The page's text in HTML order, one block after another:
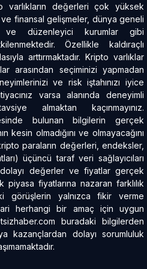
varlıkların değerleri çok yüksek
finansal gelişmeler, dünya geneli
ve düzenleyici kurumlar gibi
Özellikle kaldıraçlı
arttırmaktadır. Kripto varlıklar
arasından seçiminizi yapmadan
ve risk iştahınızı iyice
varsa alanında deneyimli
almaktan kaçınmayınız.
bulunan bilgilerin gerçek
kesin olmadığını ve olmayacağını
paraların değerleri, endeksler,
üçüncü taraf veri sağlayıcıları
değerler ve fiyatlar gerçek
fiyatlarına nazaran farklılık
görüşlerin yalnızca fikir verme
herhangi bir amaç için uygun
buradaki bilgilerden
kazançlardan dolayı sorumluluk